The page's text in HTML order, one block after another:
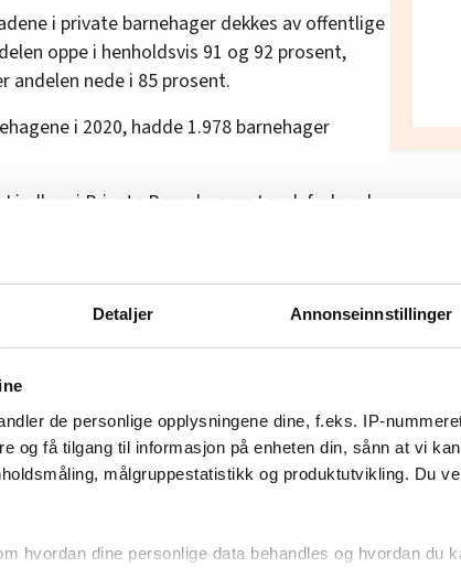
Detaljer Annonseinnstillinger
de personlige opplysningene dine, f.eks. IP-
og få tilgang til informasjon på enheten din, sånn at vi
målgruppestatistikk og produktutvikling. Du
hvordan dine personlige data behandles og hvordan du
i private barnehager dekkes av offentlige
oppe i henholdsvis 91 og 92 prosent,
andelen nede i 85 prosent.
i 2020, hadde 1.978 barnehager
i Private Barnehagers Landsforbund
bilde av både lønnsomhet og hvordan
aksjon: – Dette er skremselspropaganda
disse tallene, er at mange barnehager også
537 millioner kroner. Altså er netto overskudd
Det er mindre enn det barnehagene vil